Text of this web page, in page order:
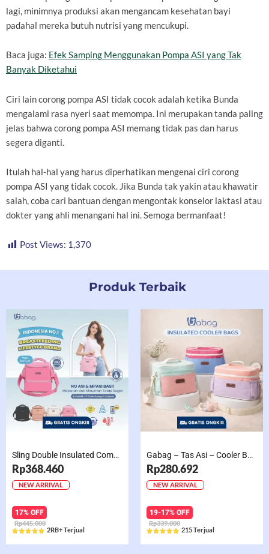
lagi, minimnya produksi akan mengancam kesehatan bayi
padahal mereka butuh nutrisi yang mencukupi.
Baca juga: Efek Samping Menggunakan Pompa ASI yang Tak
Banyak Diketahui
Ciri lain corong pompa ASI tidak cocok adalah ketika Bunda
mengalami rasa nyeri saat memompa. Ini merupakan tanda paling
jelas bahwa corong pompa ASI memang tidak pas dan harus
segera diganti.
Itulah hal-hal yang harus diperhatikan mengenai ciri corong
pompa ASI yang tidak cocok. Jika Bunda tak yakin atau khawatir
salah, coba cari bantuan dengan mengontak konselor laktasi atau
dokter yang ahli menangani hal ini. Semoga bermanfaat!
Post Views: 1,370
Produk Terbaik
Sling Double Insulated Compartment Cappucino Black, Creamy, Salem, Chocolate
Rp368.460
NEW ARRIVAL
17% OFF
Rp445.000
Rated
2RB+ Terjual
Gabag – Tas Asi – Cooler Bag Sling Single Compartment Mint Grape Bubble
Rp280.692
NEW ARRIVAL
19-17% OFF
Rp339.000
Rated
215 Terjual